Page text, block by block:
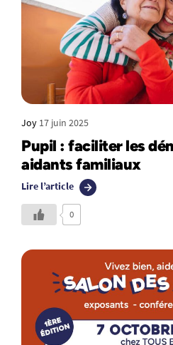
Joy 17 juin 2025
Pupil : faciliter les
aidants familiaux
Lire l’article
0